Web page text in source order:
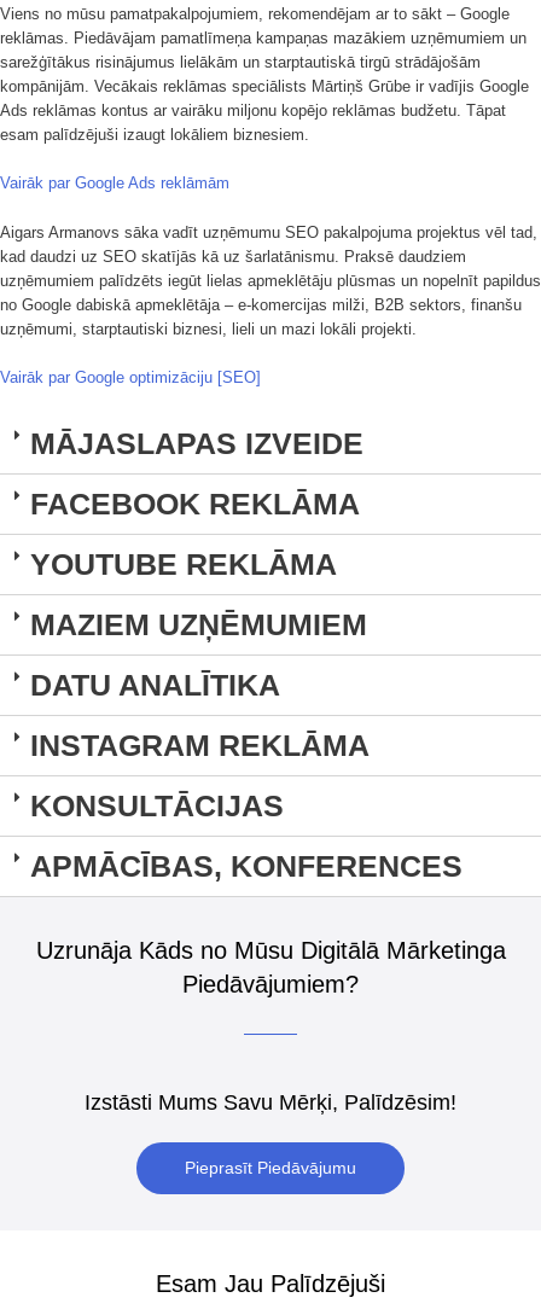
Viens no mūsu pamatpakalpojumiem, rekomendējam ar to sākt – Google
reklāmas. Piedāvājam pamatlīmeņa kampaņas mazākiem uzņēmumiem un
sarežģītākus risinājumus lielākām un starptautiskā tirgū strādājošām
kompānijām. Vecākais reklāmas speciālists Mārtiņš Grūbe ir vadījis Google
Ads reklāmas kontus ar vairāku miljonu kopējo reklāmas budžetu. Tāpat
esam palīdzējuši izaugt lokāliem biznesiem.
Vairāk par Google Ads reklāmām
Aigars Armanovs sāka vadīt uzņēmumu SEO pakalpojuma projektus vēl tad,
kad daudzi uz SEO skatījās kā uz šarlatānismu. Praksē daudziem
uzņēmumiem palīdzēts iegūt lielas apmeklētāju plūsmas un nopelnīt papildus
no Google dabiskā apmeklētāja – e-komercijas milži, B2B sektors, finanšu
uzņēmumi, starptautiski biznesi, lieli un mazi lokāli projekti.
Vairāk par Google optimizāciju [SEO]
MĀJASLAPAS IZVEIDE
FACEBOOK REKLĀMA
YOUTUBE REKLĀMA
MAZIEM UZŅĒMUMIEM
DATU ANALĪTIKA
INSTAGRAM REKLĀMA
KONSULTĀCIJAS
APMĀCĪBAS, KONFERENCES
Uzrunāja Kāds no Mūsu Digitālā Mārketinga
Piedāvājumiem?
Izstāsti Mums Savu Mērķi, Palīdzēsim!
Pieprasīt Piedāvājumu
Esam Jau Palīdzējuši